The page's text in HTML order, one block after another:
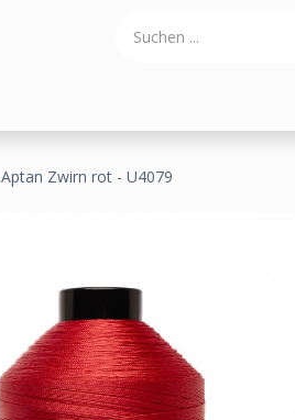
Aptan Zwirn rot - U4079